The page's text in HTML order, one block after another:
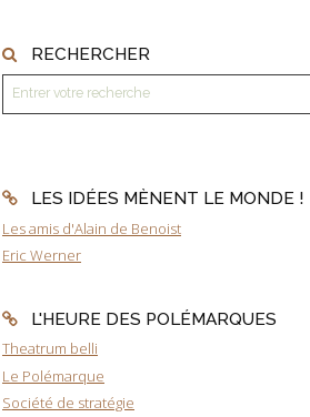
RECHERCHER
LES IDÉES MÈNENT LE MONDE !
Les amis d'Alain de Benoist
Eric Werner
L'HEURE DES POLÉMARQUES
Theatrum belli
Le Polémarque
Société de stratégie